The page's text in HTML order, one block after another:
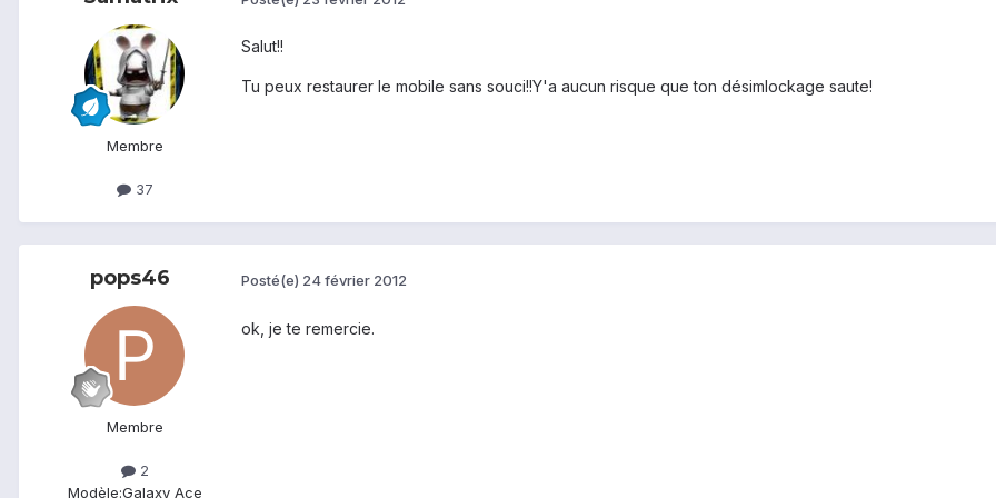
Membre
37
Salut!!
Tu peux restaurer le mobile sans souci!!Y'a aucun risque que ton désimlockage saute!
pops46
Membre
2
Modèle:Galaxy Ace
Posté(e) 24 février 2012
ok, je te remercie.